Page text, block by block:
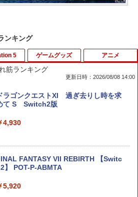
ンキング
筋ランキング
更新日時：2026/08/08 14:00
ラゴンクエストXI 過ぎ去りし時を求
て S Switch2版
4,930
FANTASY VII REBIRTH 【Switc
】 POT-P-ABMTA
5,920
5 ゲームグッズ アニメ